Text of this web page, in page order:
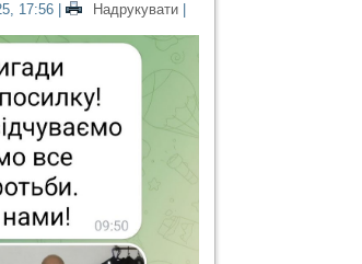
17:56| Надрукувати